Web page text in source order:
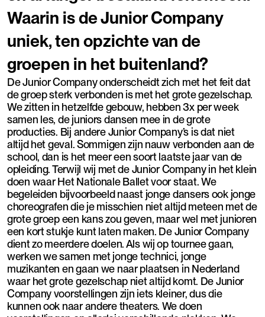
Waarin is de Junior Company
uniek, ten opzichte van de
groepen in het buitenland?
De Junior Company onderscheidt zich met het feit dat
de groep sterk verbonden is met het grote gezelschap.
We zitten in hetzelfde gebouw, hebben 3x per week
samen les, de juniors dansen mee in de grote
producties. Bij andere Junior Company’s is dat niet
altijd het geval. Sommigen zijn nauw verbonden aan de
school, dan is het meer een soort laatste jaar van de
opleiding. Terwijl wij met de Junior Company in het klein
doen waar Het Nationale Ballet voor staat. We
begeleiden bijvoorbeeld naast jonge dansers ook jonge
choreografen die je misschien niet altijd meteen met de
grote groep een kans zou geven, maar wel met junioren
een kort stukje kunt laten maken. De Junior Company
dient zo meerdere doelen. Als wij op tournee gaan,
werken we samen met jonge technici, jonge
muzikanten en gaan we naar plaatsen in Nederland
waar het grote gezelschap niet altijd komt. De Junior
Company voorstellingen zijn iets kleiner, dus die
kunnen ook naar andere theaters. We doen